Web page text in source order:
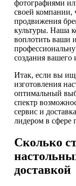
фотографиями
своей компании,
продвижения
культуры. Наша
воплотить ваши
создания вашего
Итак, если вы
изготовления
оптимальный
спектр
сервис и
лидером в сфере
Сколько
доставкой